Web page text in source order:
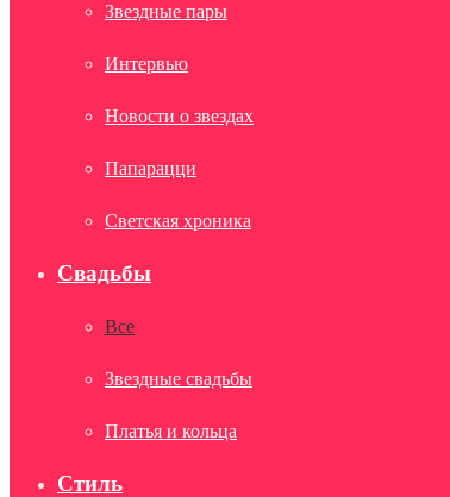
Звездные пары
Интервью
Новости о звездах
Папарацци
Светская хроника
Свадьбы
Все
Звездные свадьбы
Платья и кольца
Стиль